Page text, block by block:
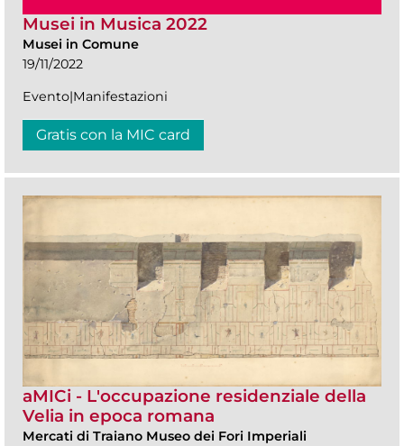
Musei in Musica 2022
Musei in Comune
19/11/2022
Evento|Manifestazioni
Gratis con la MIC card
aMICi - L'occupazione residenziale della
Velia in epoca romana
Mercati di Traiano Museo dei Fori Imperiali